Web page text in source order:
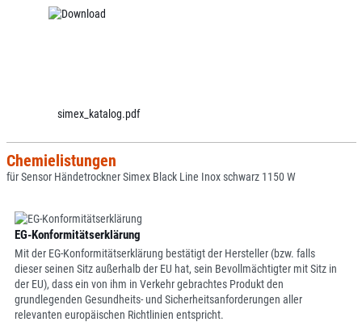
simex_katalog.pdf
Chemielistungen
für Sensor Händetrockner Simex Black Line Inox schwarz 1150 W
EG-Konformitätserklärung
Mit der EG-Konformitätserklärung bestätigt der Hersteller (bzw. falls
dieser seinen Sitz außerhalb der EU hat, sein Bevollmächtigter mit Sitz in
der EU), dass ein von ihm in Verkehr gebrachtes Produkt den
grundlegenden Gesundheits- und Sicherheitsanforderungen aller
relevanten europäischen Richtlinien entspricht.